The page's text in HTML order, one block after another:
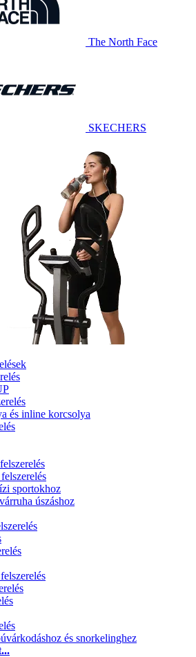
The North Face
SKECHERS
és inline korcsolya
sportokhoz
úszáshoz
és snorkelinghez